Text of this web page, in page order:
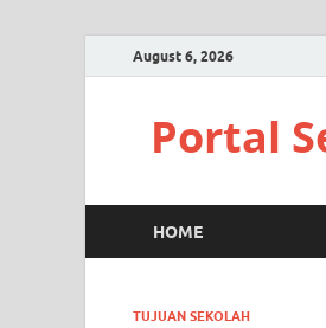
August 6, 2026
Portal
HOME
TUJUAN SEKOLAH